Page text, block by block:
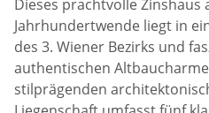
Dieses prachtvolle Zinshaus
Jahrhundertwende liegt in
des 3. Wiener Bezirks und
authentischen
stilprägenden